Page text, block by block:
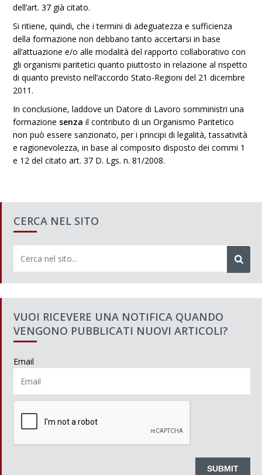
dell’art. 37 già citato.
Si ritiene, quindi, che i termini di adeguatezza e sufficienza
della formazione non debbano tanto accertarsi in base
all’attuazione e/o alle modalità del rapporto collaborativo con
gli organismi paritetici quanto piuttosto in relazione al rispetto
di quanto previsto nell’accordo Stato-Regioni del 21 dicembre
2011.
In conclusione, laddove un Datore di Lavoro somministri una
formazione senzail contributo di un Organismo Paritetico
non può essere sanzionato, per i principi di legalità, tassatività
e ragionevolezza, in base al composito disposto dei commi 1
e 12 del citato art. 37 D. Lgs. n. 81/2008.
CERCA NEL SITO
VUOI RICEVERE UNA NOTIFICA QUANDO
VENGONO PUBBLICATI NUOVI ARTICOLI?
Email